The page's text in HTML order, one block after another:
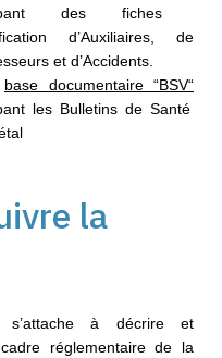
des fiches
d’Auxiliaires, de
et d’Accidents.
base documentaire “BSV“
les Bulletins de Santé
la
s’attache à décrire et
réglementaire de la